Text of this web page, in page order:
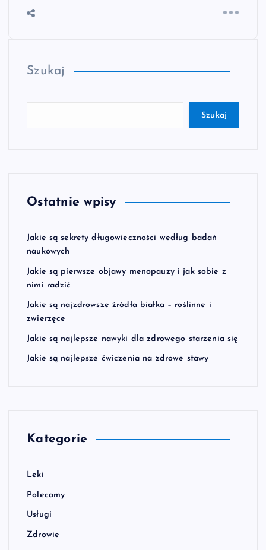
Szukaj
Szukaj
Ostatnie wpisy
Jakie są sekrety długowieczności według badań
naukowych
Jakie są pierwsze objawy menopauzy i jak sobie z
nimi radzić
Jakie są najzdrowsze źródła białka – roślinne i
zwierzęce
Jakie są najlepsze nawyki dla zdrowego starzenia się
Jakie są najlepsze ćwiczenia na zdrowe stawy
Kategorie
Leki
Polecamy
Usługi
Zdrowie